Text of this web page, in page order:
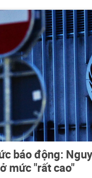
báo động:
mức "rất cao"